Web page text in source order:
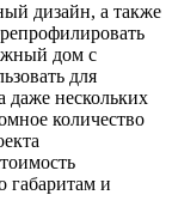
дизайн, а также
дом с
для
даже нескольких
количество
габаритам и